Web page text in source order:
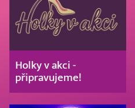
Holky v akci -
připravujeme!